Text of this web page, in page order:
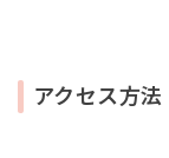
アクセス方法